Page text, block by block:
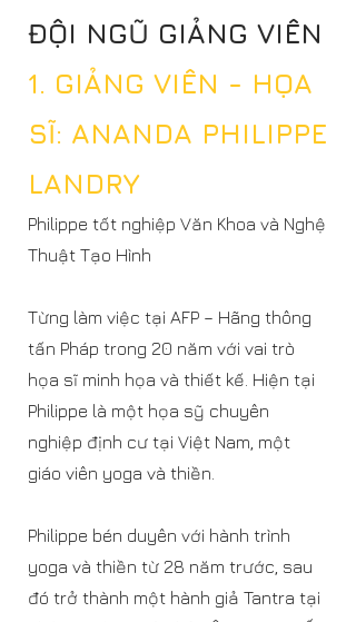
ĐỘI NGŨ GIẢNG VIÊN
1. GIẢNG VIÊN - HỌA
SĨ: ANANDA PHILIPPE
LANDRY
Philippe tốt nghiệp Văn Khoa và Nghệ
Thuật Tạo Hình
Từng làm việc tại AFP – Hãng thông
tấn Pháp trong 20 năm với vai trò
họa sĩ minh họa và thiết kế. Hiện tại
Philippe là một họa sỹ chuyên
nghiệp định cư tại Việt Nam, một
giáo viên yoga và thiền.
Philippe bén duyên với hành trình
yoga và thiền từ 28 năm trước, sau
đó trở thành một hành giả Tantra tại